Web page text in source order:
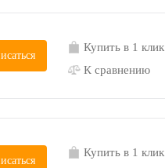
Купить в 1 клик
К сравнению
Купить в 1 клик